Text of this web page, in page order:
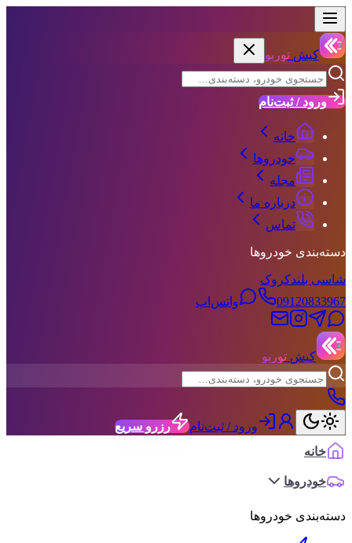
کیش توربو
ورود / ثبت‌نام
خانه
خودروها
مجله
درباره ما
تماس
دسته‌بندی خودروها
شاسی بلندکروک
09120833967
واتس‌اپ
کیش توربو
ورود / ثبت‌نام
رزرو سریع
خانه
خودروها
دسته‌بندی خودروها